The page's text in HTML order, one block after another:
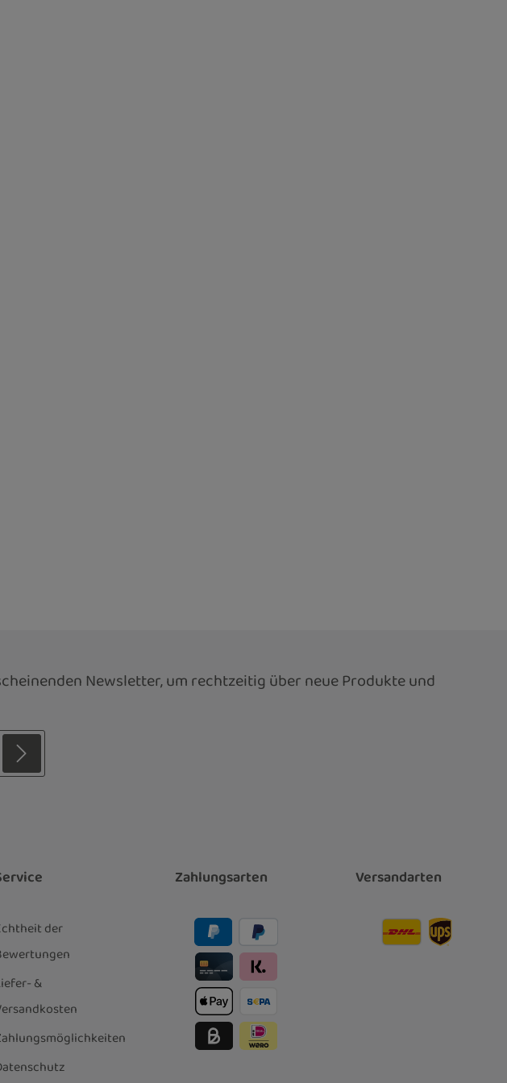
Newsletter, um rechtzeitig über neue Produkte und
der
&
Zahlungsarten Versandarten